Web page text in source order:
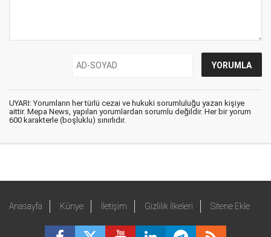
UYARI: Yorumların her türlü cezai ve hukuki sorumluluğu yazan kişiye
aittir. Mepa News, yapılan yorumlardan sorumlu değildir. Her bir yorum
600 karakterle (boşluklu) sınırlıdır.
Anasayfa Künye İletişim Gizlilik İlkeleri Sitene Ekle